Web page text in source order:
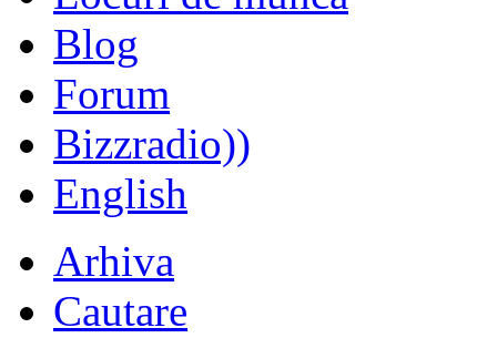
Blog
Forum
Bizzradio))
English
Arhiva
Cautare